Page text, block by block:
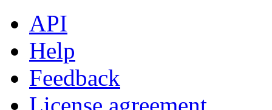
API
Help
Feedback
License agreement